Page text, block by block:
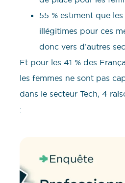
55 % estiment que
illégitimes pour ces
donc vers d’autres
Et pour les 41 % des
les femmes ne sont pas
dans le secteur Tech, 4
: